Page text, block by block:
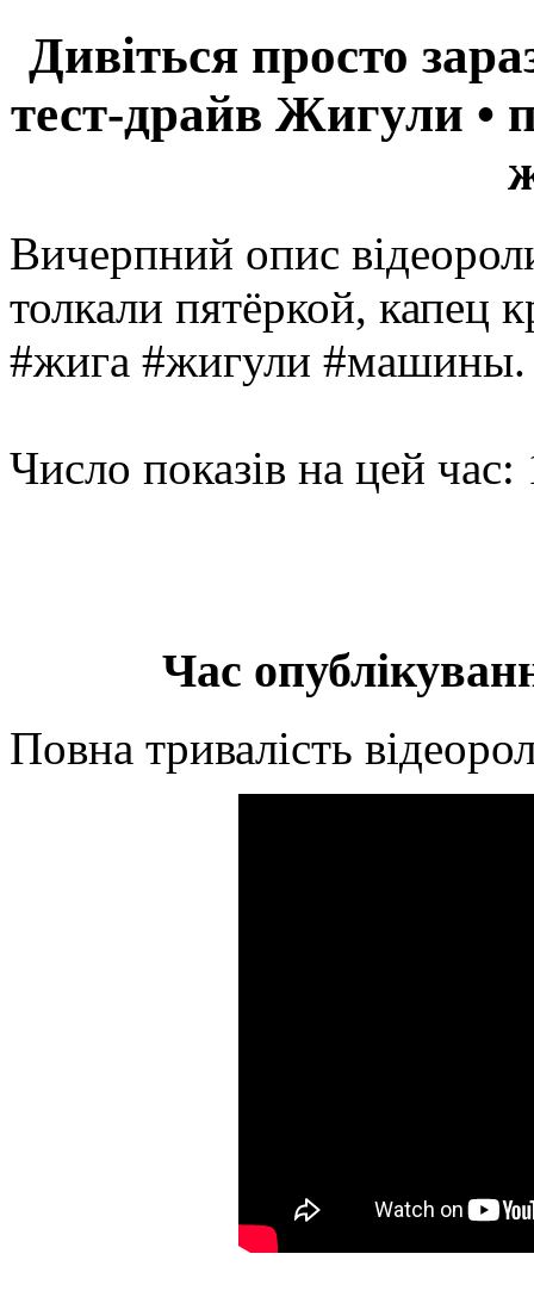
Дивіться просто
тест-драйв Жигули •
Вичерпний опис
толкали пятёркой, капец
#жига #жигули #машины.
Число показів на цей час:
Час
Повна тривалість